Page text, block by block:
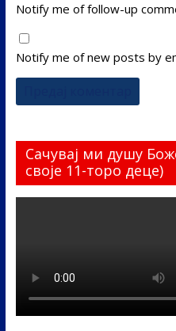
Notify me of follow-up
Notify me of new posts by
Сачувај ми душу
своје 11-торо деце)